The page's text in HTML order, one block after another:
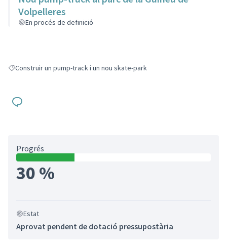
Volpelleres
En procés de definició
Resultats en filtrar per: Construir un pump-track i un nou skate-park
Construir un pump-track i un nou skate-park
Progrés
30 %
Estat
Aprovat pendent de dotació pressupostària